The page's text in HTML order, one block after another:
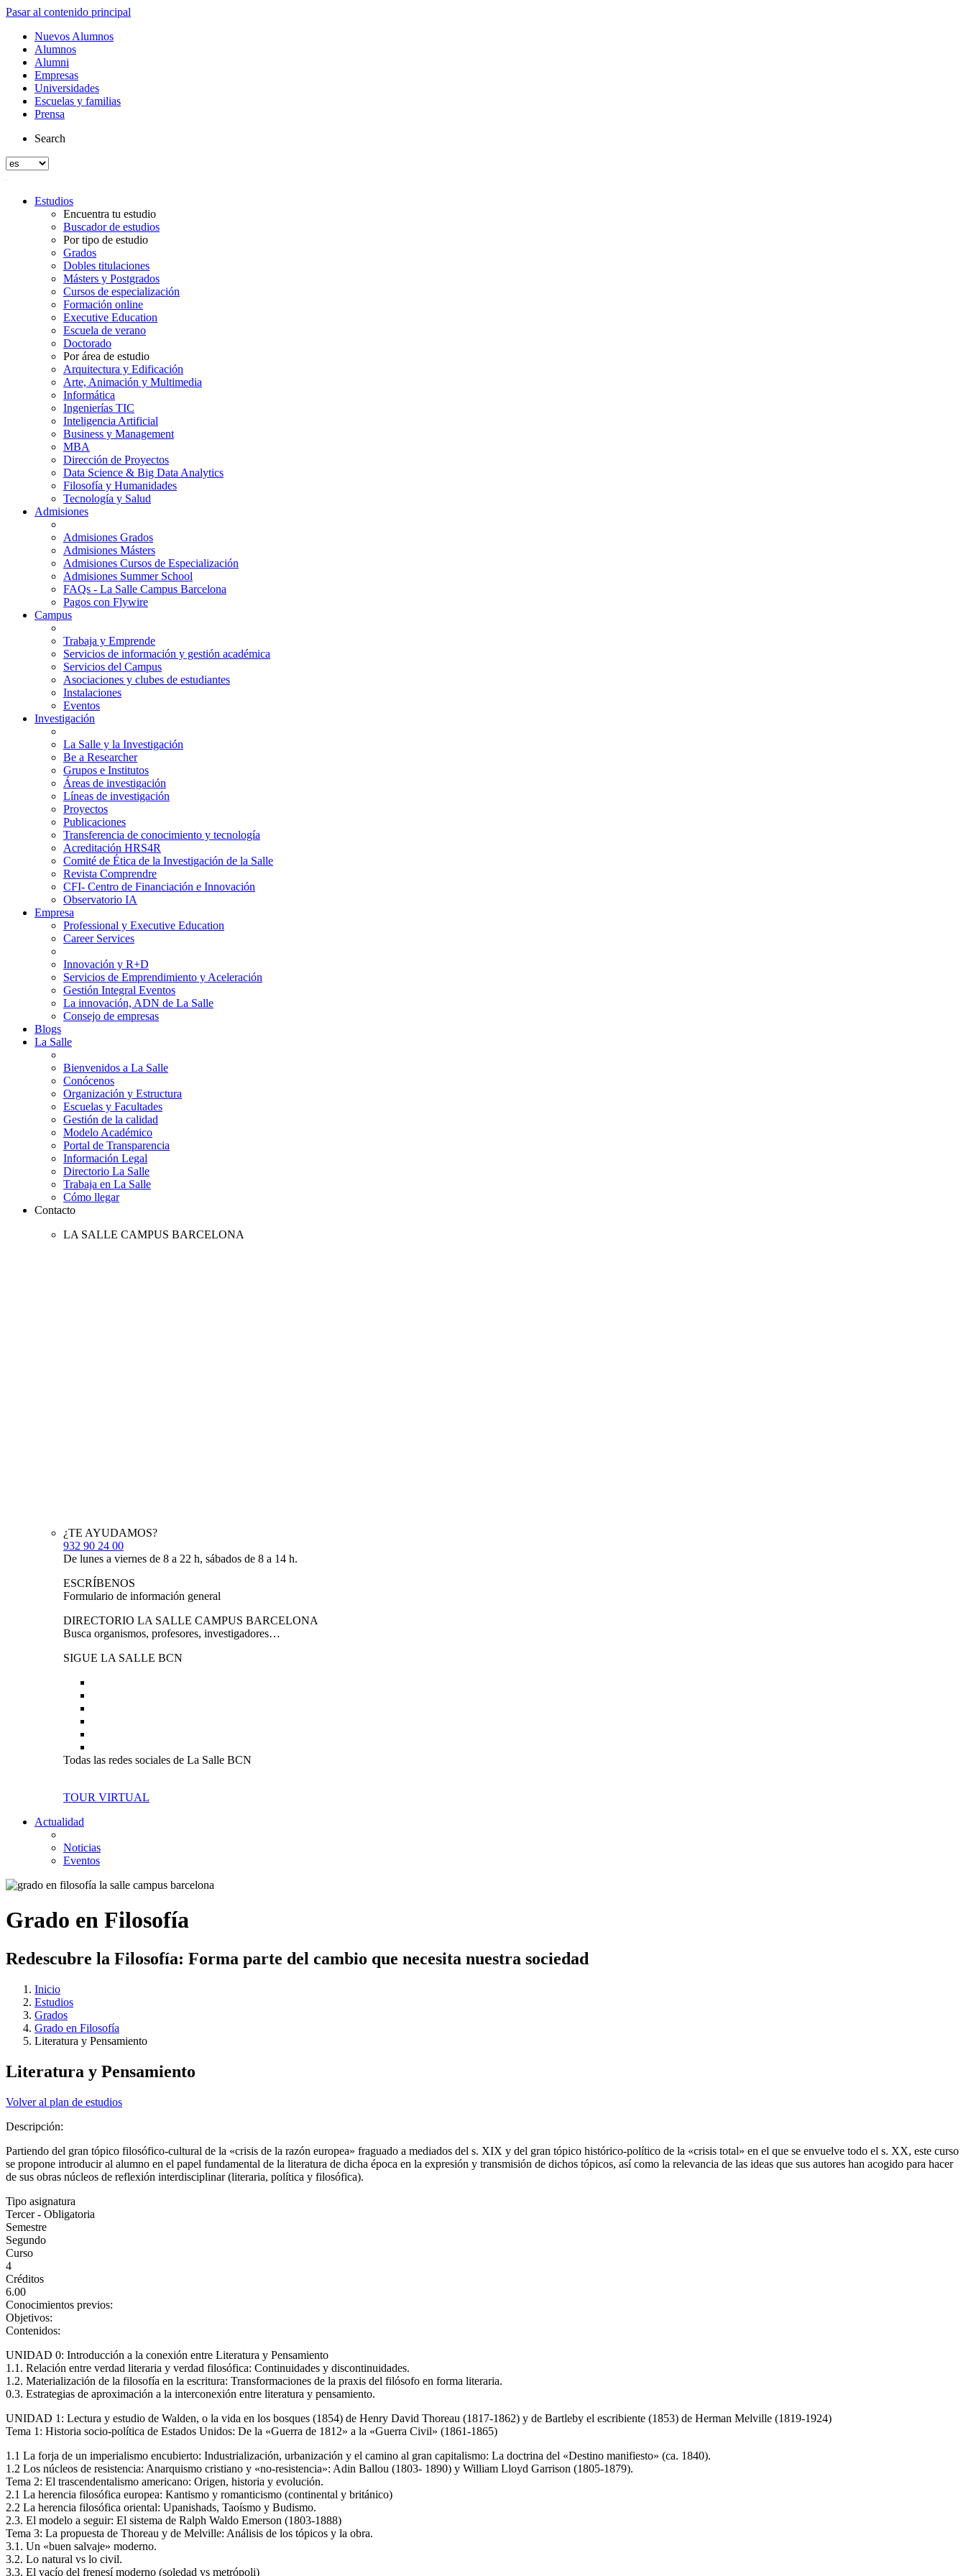
Pasar al contenido principal
Nuevos Alumnos
Alumnos
Alumni
Empresas
Universidades
Escuelas y familias
Prensa
Search
Estudios
Encuentra tu estudio
Buscador de estudios
Por tipo de estudio
Grados
Dobles titulaciones
Másters y Postgrados
Cursos de especialización
Formación online
Executive Education
Escuela de verano
Doctorado
Por área de estudio
Arquitectura y Edificación
Arte, Animación y Multimedia
Informática
Ingenierías TIC
Inteligencia Artificial
Business y Management
MBA
Dirección de Proyectos
Data Science & Big Data Analytics
Filosofía y Humanidades
Tecnología y Salud
Admisiones
Admisiones Grados
Admisiones Másters
Admisiones Cursos de Especialización
Admisiones Summer School
FAQs - La Salle Campus Barcelona
Pagos con Flywire
Campus
Trabaja y Emprende
Servicios de información y gestión académica
Servicios del Campus
Asociaciones y clubes de estudiantes
Instalaciones
Eventos
Investigación
La Salle y la Investigación
Be a Researcher
Grupos e Institutos
Áreas de investigación
Líneas de investigación
Proyectos
Publicaciones
Transferencia de conocimiento y tecnología
Acreditación HRS4R
Comité de Ética de la Investigación de la Salle
Revista Comprendre
CFI- Centro de Financiación e Innovación
Observatorio IA
Empresa
Professional y Executive Education
Career Services
Innovación y R+D
Servicios de Emprendimiento y Aceleración
Gestión Integral Eventos
La innovación, ADN de La Salle
Consejo de empresas
Blogs
La Salle
Bienvenidos a La Salle
Conócenos
Organización y Estructura
Escuelas y Facultades
Gestión de la calidad
Modelo Académico
Portal de Transparencia
Información Legal
Directorio La Salle
Trabaja en La Salle
Cómo llegar
Contacto
LA SALLE CAMPUS BARCELONA
¿TE AYUDAMOS?
932 90 24 00
De lunes a viernes de 8 a 22 h, sábados de 8 a 14 h.
ESCRÍBENOS
Formulario de información general
DIRECTORIO LA SALLE CAMPUS BARCELONA
Busca organismos, profesores, investigadores…
SIGUE LA SALLE BCN
Todas las redes sociales de La Salle BCN
TOUR VIRTUAL
Actualidad
Noticias
Eventos
Grado en Filosofía
Redescubre la Filosofía: Forma parte del cambio que necesita nuestra sociedad
Inicio
Estudios
Grados
Grado en Filosofía
Literatura y Pensamiento
Literatura y Pensamiento
Volver al plan de estudios
Descripción:
Partiendo del gran tópico filosófico-cultural de la «crisis de la razón europea» fraguado a mediados del s. XIX y del gran tópico histórico-político de la «crisis total» en el que se envuelve todo el s. XX, este curso
se propone introducir al alumno en el papel fundamental de la literatura de dicha época en la expresión y transmisión de dichos tópicos, así como la relevancia de las ideas que sus autores han acogido para hacer
de sus obras núcleos de reflexión interdisciplinar (literaria, política y filosófica).
Tipo asignatura
Tercer - Obligatoria
Semestre
Segundo
Curso
4
Créditos
6.00
Conocimientos previos:
Objetivos:
Contenidos:
UNIDAD 0: Introducción a la conexión entre Literatura y Pensamiento
1.1. Relación entre verdad literaria y verdad filosófica: Continuidades y discontinuidades.
1.2. Materialización de la filosofía en la escritura: Transformaciones de la praxis del filósofo en forma literaria.
0.3. Estrategias de aproximación a la interconexión entre literatura y pensamiento.
UNIDAD 1: Lectura y estudio de Walden, o la vida en los bosques (1854) de Henry David Thoreau (1817-1862) y de Bartleby el escribiente (1853) de Herman Melville (1819-1924)
Tema 1: Historia socio-política de Estados Unidos: De la «Guerra de 1812» a la «Guerra Civil» (1861-1865)
1.1 La forja de un imperialismo encubierto: Industrialización, urbanización y el camino al gran capitalismo: La doctrina del «Destino manifiesto» (ca. 1840).
1.2 Los núcleos de resistencia: Anarquismo cristiano y «no-resistencia»: Adin Ballou (1803- 1890) y William Lloyd Garrison (1805-1879).
Tema 2: El trascendentalismo americano: Origen, historia y evolución.
2.1 La herencia filosófica europea: Kantismo y romanticismo (continental y británico)
2.2 La herencia filosófica oriental: Upanishads, Taoísmo y Budismo.
2.3. El modelo a seguir: El sistema de Ralph Waldo Emerson (1803-1888)
Tema 3: La propuesta de Thoreau y de Melville: Análisis de los tópicos y la obra.
3.1. Un «buen salvaje» moderno.
3.2. Lo natural vs lo civil.
3.3. El vacío del frenesí moderno (soledad vs metrópoli)